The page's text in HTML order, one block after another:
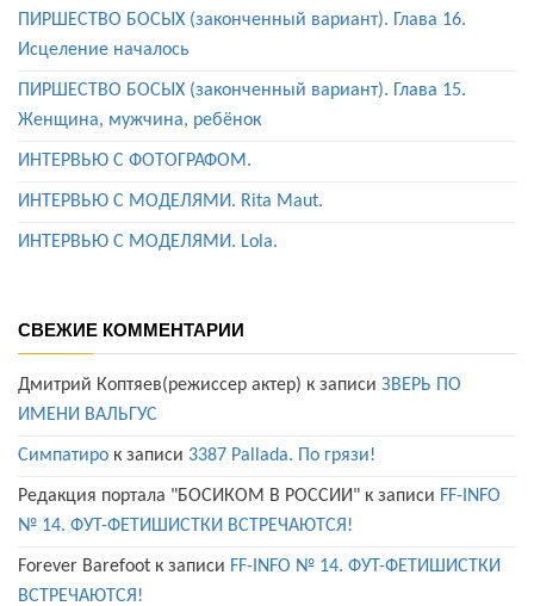
ПИРШЕСТВО БОСЫХ (законченный вариант). Глава 16.
Исцеление началось
ПИРШЕСТВО БОСЫХ (законченный вариант). Глава 15.
Женщина, мужчина, ребёнок
ИНТЕРВЬЮ С ФОТОГРАФОМ.
ИНТЕРВЬЮ С МОДЕЛЯМИ. Rita Maut.
ИНТЕРВЬЮ С МОДЕЛЯМИ. Lola.
СВЕЖИЕ КОММЕНТАРИИ
Дмитрий Коптяев(режиссер актер) к записи ЗВЕРЬ ПО
ИМЕНИ ВАЛЬГУС
Симпатиро к записи 3387 Pallada. По грязи!
Редакция портала "БОСИКОМ В РОССИИ" к записи FF-INFO
№ 14. ФУТ-ФЕТИШИСТКИ ВСТРЕЧАЮТСЯ!
Forever Barefoot к записи FF-INFO № 14. ФУТ-ФЕТИШИСТКИ
ВСТРЕЧАЮТСЯ!